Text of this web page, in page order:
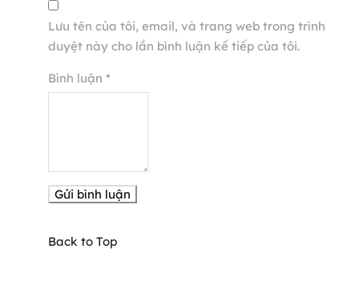
Lưu tên của tôi, email, và trang web trong trình
duyệt này cho lần bình luận kế tiếp của tôi.
Bình luận *
Back to Top